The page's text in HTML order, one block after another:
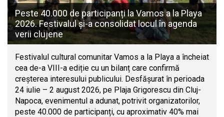
Peste 40.000 de participanți la Vamos a la Playa
2026. Festivalul și-a consolidat locul în agenda
verii clujene
Festivalul cultural comunitar Vamos a la Playa a încheiat
cea de-a VIII-a ediție cu un bilanț care confirmă
creșterea interesului publicului. Desfășurat în perioada
24 iulie – 2 august 2026, pe Plaja Grigorescu din Cluj-
Napoca, evenimentul a adunat, potrivit organizatorilor,
peste 40.000 de participanți, cu aproximativ 40% mai